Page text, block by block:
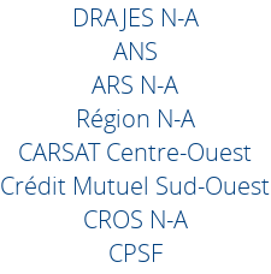
DRAJES N-A
ANS
ARS N-A
Région N-A
CARSATCentre-Ouest
Crédit Mutuel Sud-Ouest
CROS N-A
CPSF